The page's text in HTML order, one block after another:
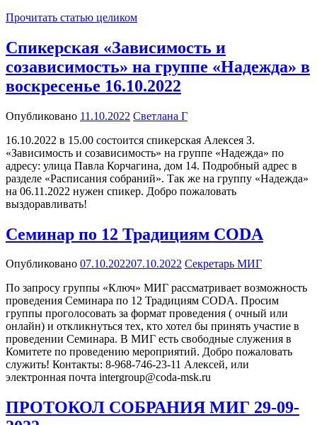
Прочитать статью целиком
Спикерская «Зависимость и
созависимость» на группе «Надежда» в
воскресенье 16.10.2022
Опубликовано 11.10.2022 Светлана Г
16.10.2022 в 15.00 состоится спикерская Алексея З.
«Зависимость и созависимость» на группе «Надежда» по
адресу: улица Павла Корчагина, дом 14. Подробный адрес в
разделе «Расписания собраний». Так же на группу «Надежда»
на 06.11.2022 нужен спикер. Добро пожаловать
выздоравливать!
Семинар по 12 Традициям CODA
Опубликовано 07.10.202207.10.2022 Секретарь МИГ
По запросу группы «Ключ» МИГ рассматривает возможность
проведения Семинара по 12 Традициям CODA. Просим
группы проголосовать за формат проведения ( очный или
онлайн) и откликнуться тех, кто хотел бы принять участие в
проведении Семинара. В МИГ есть свободные служения в
Комитете по проведению мероприятий. Добро пожаловать
служить! Контакты: 8-968-746-23-11 Алексей, или
электронная почта intergroup@coda-msk.ru
ПРОТОКОЛ СОБРАНИЯ МИГ 29-09-